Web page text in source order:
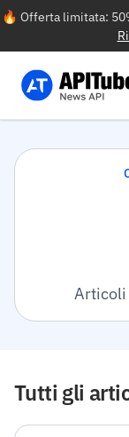
🔥 Offerta limitata:
Articoli
Tutti gli